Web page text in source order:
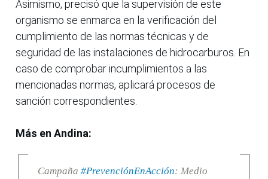
Asimismo, precisó que la supervisión de este
organismo se enmarca en la verificación del
cumplimiento de las normas técnicas y de
seguridad de las instalaciones de hidrocarburos. En
caso de comprobar incumplimientos a las
mencionadas normas, aplicará procesos de
sanción correspondientes.
Más en Andina:
Campaña #PrevenciónEnAcción: Medio